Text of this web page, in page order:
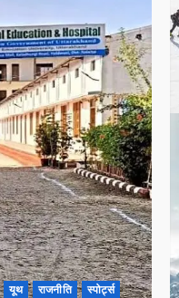
यूथ राजनीति स्पोर्ट्स